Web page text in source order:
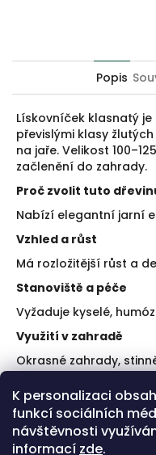
K personalizaci
funkcí sociálních
návštěvnosti
informací zde.
Popis
Lískovníček klasnatý
převislými klasy
na jaře. Velikost
začlenění do zahrady.
Proč zvolit tuto
Nabízí elegantní jarní
Vzhled a růst
Má rozložitější růst a
Stanoviště a péče
Vyžaduje kyselé,
Využití v zahradě
Okrasné zahrady,
Chraňte před
Vyhněte se